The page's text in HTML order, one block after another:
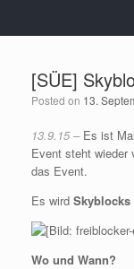
[SÜE]
Posted on 13.
13.9.15 –Es ist
Event steht wieder
das Event.
Es wird Skyblocks
Wo und Wann?